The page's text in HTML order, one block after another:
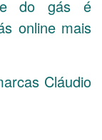
do gás é
online mais
Cláudio